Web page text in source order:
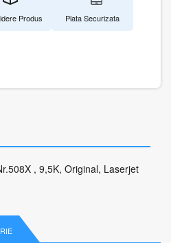
Produs Plata Securizata
, 9,5K, Original, Laserjet